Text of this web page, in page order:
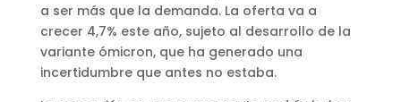
a ser más que la demanda. La oferta va a
crecer 4,7% este año, sujeto al desarrollo de la
variante ómicron, que ha generado una
incertidumbre que antes no estaba.